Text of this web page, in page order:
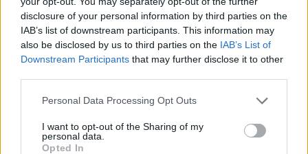
disclosure of your personal information by third parties on the
IAB’s list of downstream participants. This information may
also be disclosed by us to third parties on the IAB’s List of
Downstream Participants that may further disclose it to other
Personal Data Processing Opt Outs
I want to opt-out of the Sharing of my
personal data.
Opted In